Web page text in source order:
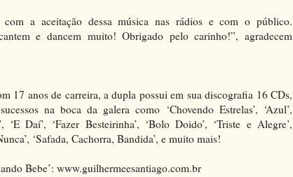
com a aceitação dessa música nas rádios e com o público.
e dancem muito! Obrigado pelo carinho!”, agradecem
17 anos de carreira, a dupla possui em sua discografia 16 CDs,
na boca da galera como ‘Chovendo Estrelas’, ‘Azul’,
‘E Daí’, ‘Fazer Besteirinha’, ‘Bolo Doido’, ‘Triste e Alegre’,
‘Safada, Cachorra, Bandida’, e muito mais!
Bebe’: www.guilhermeesantiago.com.br